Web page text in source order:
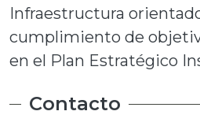
Infraestructura
cumplimiento de
en el Plan Estratégico
Contacto